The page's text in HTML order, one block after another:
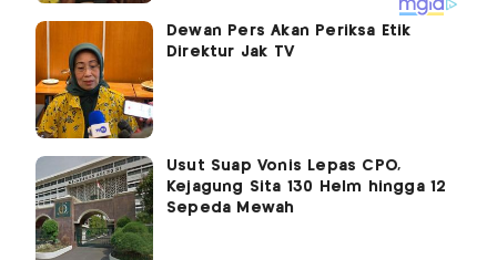
Dewan Pers Akan Periksa Etik
Direktur Jak TV
Usut Suap Vonis Lepas CPO,
Kejagung Sita 130 Helm hingga 12
Sepeda Mewah